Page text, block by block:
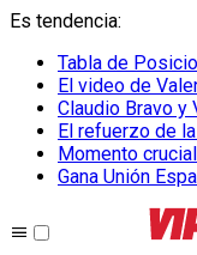
Es tendencia:
Tabla de
El video de
Claudio Bravo y
El refuerzo de
Momento
Gana Unión